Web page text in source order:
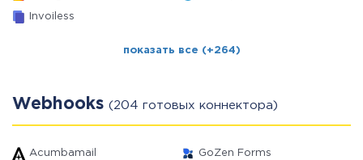
Invoiless
показать все (+264)
Webhooks (204 готовых коннектора)
Acumbamail GoZen Forms